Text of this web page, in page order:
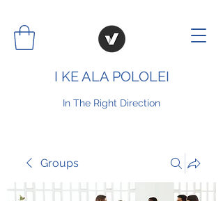
I KE ALA POLOLEI
In The Right Direction
Groups